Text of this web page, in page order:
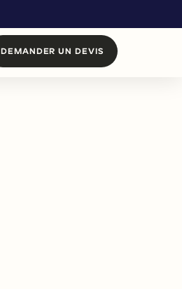
DEMANDER UN DEVIS